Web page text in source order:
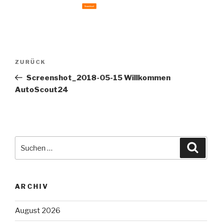
Beitragsnavigation
Vorheriger
Beitrag
ZURÜCK
Screenshot_2018-05-15 Willkommen
AutoScout24
nach:
ARCHIV
August 2026